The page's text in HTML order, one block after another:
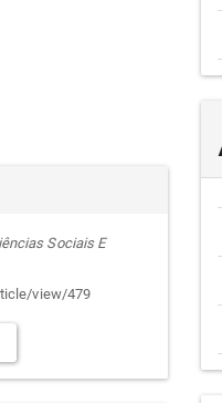
Sociais E
view/479